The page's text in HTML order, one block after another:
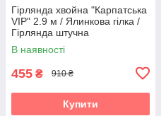
Гірлянда хвойна "Карпатська
VIP" 2.9 м / Ялинкова гілка /
Гірлянда штучна
В наявності
455 ₴ 910 ₴
Купити